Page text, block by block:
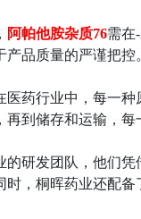
阿帕他胺杂质76需在
产品质量的严谨把控
行业中，每一种
再到储存和运输，
发团队，他们凭
时，桐晖药业还配